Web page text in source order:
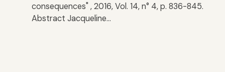
consequences" , 2016, Vol. 14, n° 4, p. 836-845.
Abstract Jacqueline…